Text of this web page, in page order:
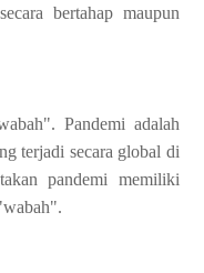
bertahap maupun
Pandemi adalah
terjadi secara global di
pandemi memiliki